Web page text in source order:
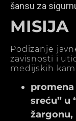
šansu za
MISIJA
Podizanje
zavisnosti i
medijskih
promena
sreću” u
žargonu,